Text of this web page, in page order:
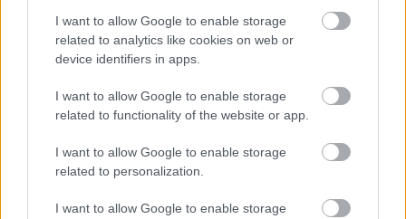
I want to allow Google to enable storage
related to analytics like cookies on web or
device identifiers in apps.
I want to allow Google to enable storage
related to functionality of the website or app.
I want to allow Google to enable storage
related to personalization.
I want to allow Google to enable storage
legegyszerűbb szintekkel találkoztunk. Aincrad palotája
rengeteg különböző zónának és vizuális stílusnak adhat
otthont, amiből mi még csak zöldellő mezőket és sivár
ezeknél izgalmasabb látványvilág vár majd ránk.